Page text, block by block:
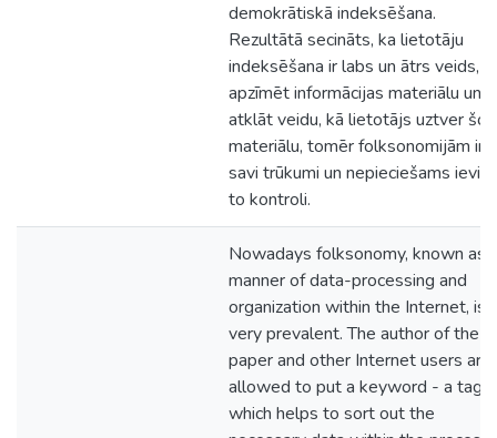
demokrātiskā indeksēšana.
Rezultātā secināts, ka lietotāju
indeksēšana ir labs un ātrs veids,
apzīmēt informācijas materiālu un
atklāt veidu, kā lietotājs uztver šo
materiālu, tomēr folksonomijām ir
savi trūkumi un nepieciešams
to kontroli.
Nowadays folksonomy, known as
manner of data-processing and
organization within the Internet, is
very prevalent. The author of the
paper and other Internet users are
allowed to put a keyword - a tag
which helps to sort out the